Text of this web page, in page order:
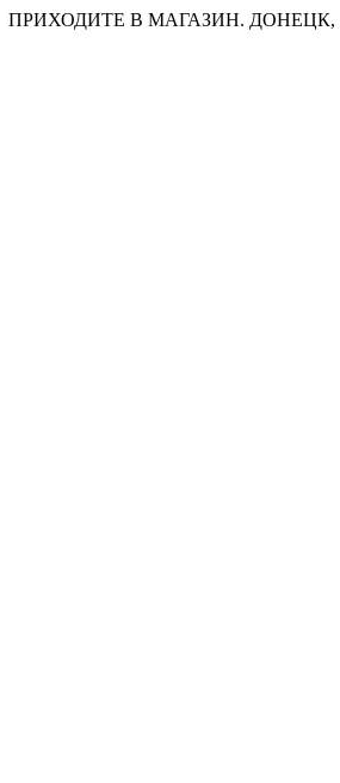
ПРИХОДИТЕ В МАГАЗИН. ДОНЕЦК,